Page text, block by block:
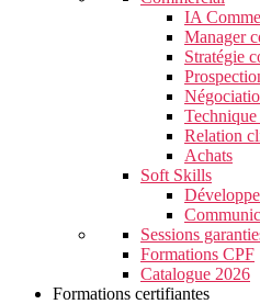
IA
Manager
Stratégie
Relation
Achats
Soft Skills
Sessions
Formations CPF
Catalogue 2026
Formations certifiantes